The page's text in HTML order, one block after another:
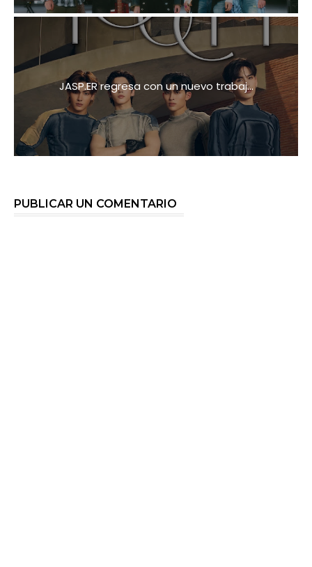
JASP.ER regresa con un nuevo trabaj...
PUBLICAR UN COMENTARIO